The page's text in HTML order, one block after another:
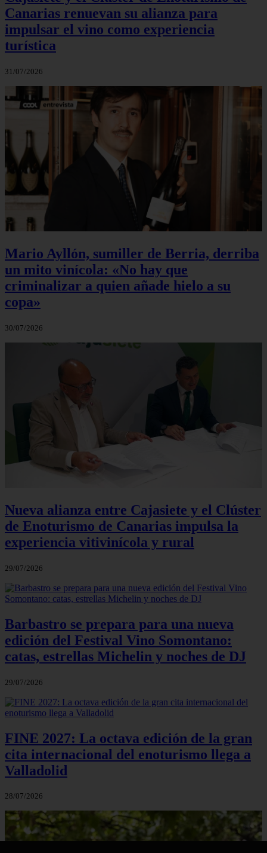
Canarias renuevan su alianza para
impulsar el vino como experiencia
turística
31/07/2026
Mario Ayllón, sumiller de Berria, derriba
un mito vinícola: «No hay que
criminalizar a quien añade hielo a su
copa»
30/07/2026
Nueva alianza entre Cajasiete y el Clúster
de Enoturismo de Canarias impulsa la
experiencia vitivinícola y rural
29/07/2026
Barbastro se prepara para una nueva
edición del Festival Vino Somontano:
catas, estrellas Michelin y noches de DJ
29/07/2026
FINE 2027: La octava edición de la gran
cita internacional del enoturismo llega a
Valladolid
28/07/2026